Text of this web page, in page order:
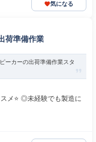
気になる
荷準備作業
ーカーの出荷準備作業スタ
メ⭐️ ◎未経験でも製造に